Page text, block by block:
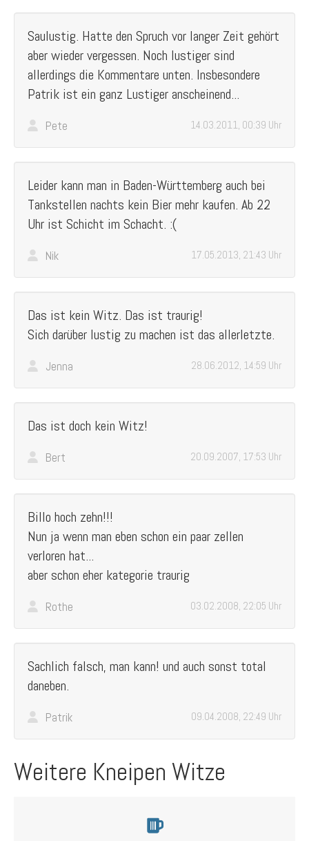
Saulustig. Hatte den Spruch vor langer Zeit gehört
aber wieder vergessen. Noch lustiger sind
allerdings die Kommentare unten. Insbesondere
Patrik ist ein ganz Lustiger anscheinend...
Pete 14.03.2011, 00:39 Uhr
Leider kann man in Baden-Württemberg auch bei
Tankstellen nachts kein Bier mehr kaufen. Ab 22
Uhr ist Schicht im Schacht. :(
Nik 17.05.2013, 21:43 Uhr
Das ist kein Witz. Das ist traurig!
Sich darüber lustig zu machen ist das allerletzte.
Jenna 28.06.2012, 14:59 Uhr
Das ist doch kein Witz!
Bert 20.09.2007, 17:53 Uhr
Billo hoch zehn!!!
Nun ja wenn man eben schon ein paar zellen
verloren hat...
aber schon eher kategorie traurig
Rothe 03.02.2008, 22:05 Uhr
Sachlich falsch, man kann! und auch sonst total
daneben.
Patrik 09.04.2008, 22:49 Uhr
Weitere Kneipen Witze